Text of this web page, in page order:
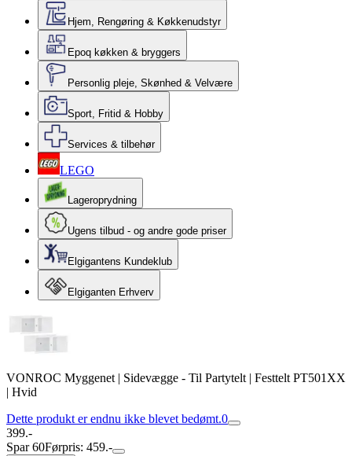
Hjem, Rengøring & Køkkenudstyr
Epoq køkken & bryggers
Personlig pleje, Skønhed & Velvære
Sport, Fritid & Hobby
Services & tilbehør
LEGO
Lageroprydning
Ugens tilbud - og andre gode priser
Elgigantens Kundeklub
Elgiganten Erhverv
VONROC Myggenet | Sidevægge - Til Partytelt | Festtelt PT501XX
| Hvid
Dette produkt er endnu ikke blevet bedømt.0
399.-
Spar 60Førpris: 459.-